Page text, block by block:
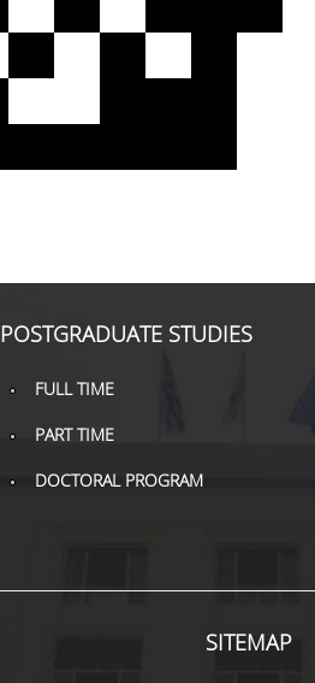
POSTGRADUATE STUDIES
FULL TIME
PART TIME
DOCTORAL PROGRAM
SITEMAP